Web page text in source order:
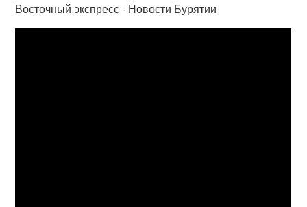
Восточный экспресс - Новости Бурятии